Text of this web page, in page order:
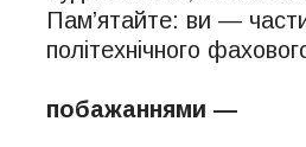
Пам’ятайте: ви —
політехнічного
З
побажаннями —